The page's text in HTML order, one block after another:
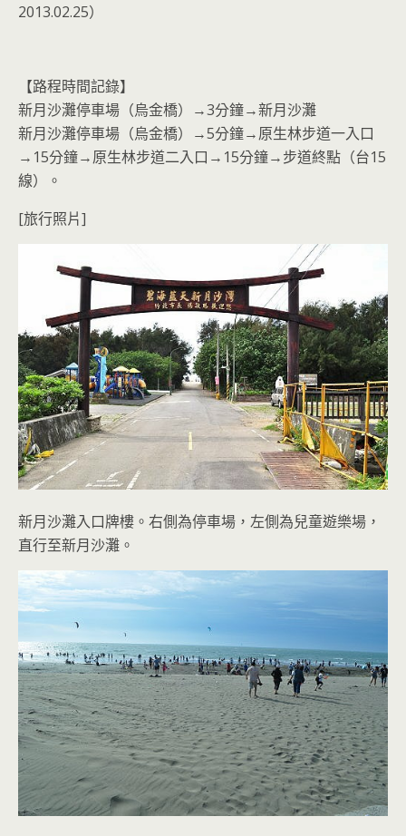
2013.02.25）
【路程時間記錄】
新月沙灘停車場（烏金橋）→3分鐘→新月沙灘
新月沙灘停車場（烏金橋）→5分鐘→原生林步道一入口
→15分鐘→原生林步道二入口→15分鐘→步道終點（台15
線）。
[旅行照片]
新月沙灘入口牌樓。右側為停車場，左側為兒童遊樂場，
直行至新月沙灘。